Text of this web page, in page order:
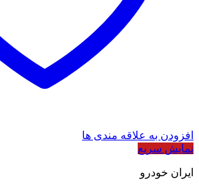
افزودن به علاقه مندی ها
نمایش سریع
ایران خودرو